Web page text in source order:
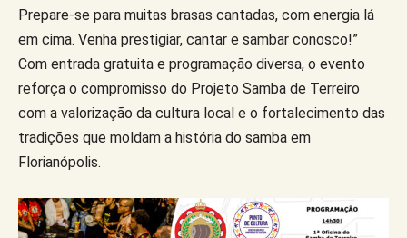
Prepare-se para muitas brasas cantadas, com energia lá
em cima. Venha prestigiar, cantar e sambar conosco!”
Com entrada gratuita e programação diversa, o evento
reforça o compromisso do Projeto Samba de Terreiro
com a valorização da cultura local e o fortalecimento das
tradições que moldam a história do samba em
Florianópolis.